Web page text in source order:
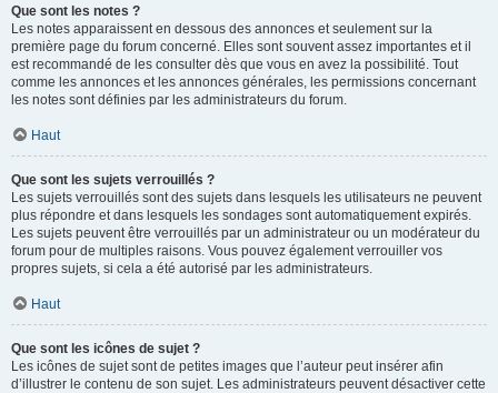
Que sont les notes ?
Les notes apparaissent en dessous des annonces et seulement sur la
première page du forum concerné. Elles sont souvent assez importantes et il
est recommandé de les consulter dès que vous en avez la possibilité. Tout
comme les annonces et les annonces générales, les permissions concernant
les notes sont définies par les administrateurs du forum.
Haut
Que sont les sujets verrouillés ?
Les sujets verrouillés sont des sujets dans lesquels les utilisateurs ne peuvent
plus répondre et dans lesquels les sondages sont automatiquement expirés.
Les sujets peuvent être verrouillés par un administrateur ou un modérateur du
forum pour de multiples raisons. Vous pouvez également verrouiller vos
propres sujets, si cela a été autorisé par les administrateurs.
Haut
Que sont les icônes de sujet ?
Les icônes de sujet sont de petites images que l’auteur peut insérer afin
d’illustrer le contenu de son sujet. Les administrateurs peuvent désactiver cette